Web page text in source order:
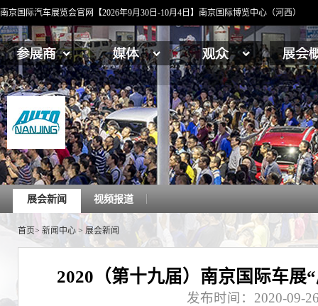
南京国际汽车展览会官网【2026年9月30日-10月4日】南京国际博览中心（河西）
展会新闻 视频报道
首页> 新闻中心 > 展会新闻
2020（第十九届）南京国际车展
发布时间：2020-09-